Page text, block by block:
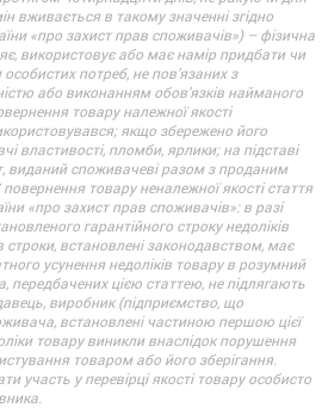
вживається в такому значенні згідно
«про захист прав споживачів») – фізична
використовує або має намір придбати чи
потреб, не пов’язаних з
або виконанням обов’язків найманого
товару належної якості
якщо збережено його
властивості, пломби, ярлики; на підставі
виданий споживачеві разом з проданим
товару неналежної якості стаття
«про захист прав споживачів»: в разі
гарантійного строку недоліків
встановлені законодавством, має
усунення недоліків товару в розумний
передбачених цією статтею, не підлягають
виробник (підприємство, що
встановлені частиною першою цієї
товару виникли внаслідок порушення
товаром або його зберігання.
участь у перевірці якості товару особисто